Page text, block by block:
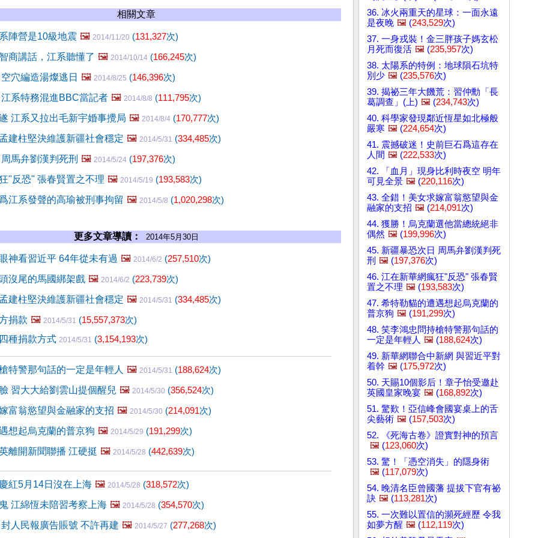
相關文章
陣營是10級地震 🖼️ 2014/11/20 (131,327次)
商講話，江系聽懂了 🖼️ 2014/10/14 (166,245次)
穴編造湯燦逃日 🖼️ 2014/8/25 (146,396次)
系特務混進BBC當記者 🖼️ 2014/8/8 (111,795次)
江系又拉出毛新宇婚事攪局 🖼️ 2014/8/4 (170,777次)
建柱堅決維護新疆社會穩定 🖼️ 2014/5/31 (334,485次)
馬弁劉漢判死刑 🖼️ 2014/5/24 (197,376次)
"反恐" 張春賢置之不理 🖼️ 2014/5/19 (193,583次)
江系發聲的高瑜被刑事拘留 🖼️ 2014/5/8 (1,020,298次)
更多文章導讀： 2014年5月30日
神看習近平 64年從未有過 🖼️ 2014/6/2 (257,510次)
沒尾的馬國綁架戲 🖼️ 2014/6/2 (223,739次)
建柱堅決維護新疆社會穩定 🖼️ 2014/5/31 (334,485次)
捐款 🖼️ 2014/5/31 (15,557,373次)
種捐款方式 2014/5/31 (3,154,193次)
特警那句話的一定是年輕人 🖼️ 2014/5/31 (188,624次)
習大大給劉雲山提個醒兒 🖼️ 2014/5/30 (356,524次)
富翁慾望與金融家的支招 🖼️ 2014/5/30 (214,091次)
想起烏克蘭的普京狗 🖼️ 2014/5/29 (191,299次)
離開新聞聯播 江硬挺 🖼️ 2014/5/28 (442,639次)
紅5月14日沒在上海 🖼️ 2014/5/28 (318,572次)
江綿恆未陪習考察上海 🖼️ 2014/5/28 (354,570次)
人民報廣告賬號 不許再建 🖼️ 2014/5/27 (277,268次)
36. 冰火兩重天的星球：一面永遠
是夜晚 🖼️ (243,529次)
37. 一身戎裝！金三胖孩子媽玄松
月死而復活 🖼️ (235,957次)
38. 太陽系的特例：地球隕石坑特
別少 🖼️ (235,576次)
39. 揭祕三年大饑荒：習仲勳「長
葛調查」(上) 🖼️ (234,743次)
40. 科學家發現鄰近恆星如北極般
嚴寒 🖼️ (224,654次)
41. 震撼破迷！史前巨石爲這存在
人間 🖼️ (222,533次)
42. 「血月」現身比利時夜空 明年
可見全景 🖼️ (220,116次)
43. 全錯！美女求嫁富翁慾望與金
融家的支招 🖼️ (214,091次)
44. 獲勝！烏克蘭選他當總統絕非
偶然 🖼️ (199,996次)
45. 新疆暴恐次日 周馬弁劉漢判死
刑 🖼️ (197,376次)
46. 江在新華網瘋狂"反恐" 張春賢
置之不理 🖼️ (193,583次)
47. 希特勒貓的遭遇想起烏克蘭的
普京狗 🖼️ (191,299次)
48. 笑李鴻忠問持槍特警那句話的
一定是年輕人 🖼️ (188,624次)
49. 新華網聯合中新網 與習近平對
着幹 🖼️ (175,972次)
50. 天賜10個影后！章子怡受邀赴
英國皇家晚宴 🖼️ (168,892次)
51. 驚歎！亞信峰會國宴桌上的舌
尖藝術 🖼️ (157,503次)
52. 《死海古卷》證實對神的預言
🖼️ (123,060次)
53. 驚！「憑空消失」的隱身術
🖼️ (117,079次)
54. 晚清名臣曾國藩 提拔下官有祕
訣 🖼️ (113,281次)
55. 一次難以置信的瀕死經歷 令我
如夢方醒 🖼️ (112,119次)